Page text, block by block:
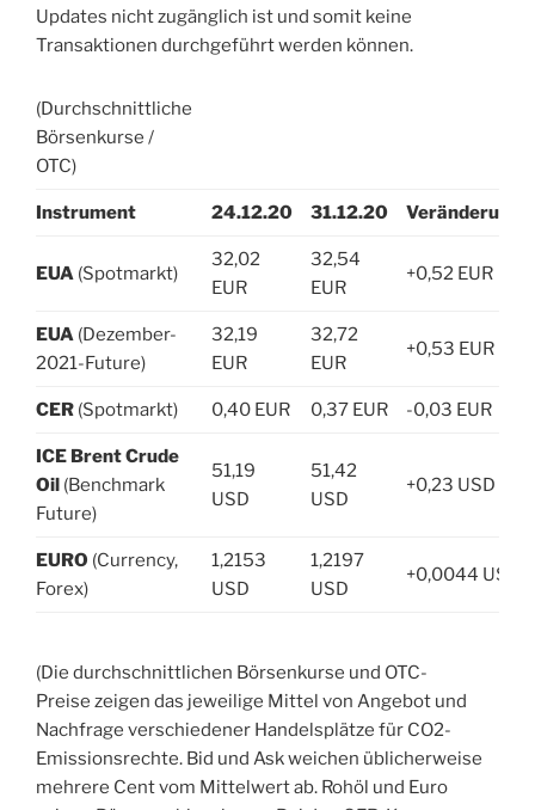
Updates nicht zugänglich ist und somit keine
Transaktionen durchgeführt werden können.
(Durchschnittliche
Börsenkurse /
OTC)
Instrument 24.12.20 31.12.20 Veränderung
EUA (Spotmarkt)
32,02
EUR
32,54
EUR
+0,52 EUR
EUA (Dezember-
2021-Future)
32,19
EUR
32,72
EUR
+0,53 EUR
CER (Spotmarkt) 0,40 EUR 0,37 EUR -0,03 EUR
ICE Brent Crude
Oil (Benchmark
Future)
51,19
USD
51,42
USD
+0,23 USD
EURO (Currency,
Forex)
1,2153
USD
1,2197
USD
+0,0044 USD
(Die durchschnittlichen Börsenkurse und OTC-
Preise zeigen das jeweilige Mittel von Angebot und
Nachfrage verschiedener Handelsplätze für CO2-
Emissionsrechte. Bid und Ask weichen üblicherweise
mehrere Cent vom Mittelwert ab. Rohöl und Euro